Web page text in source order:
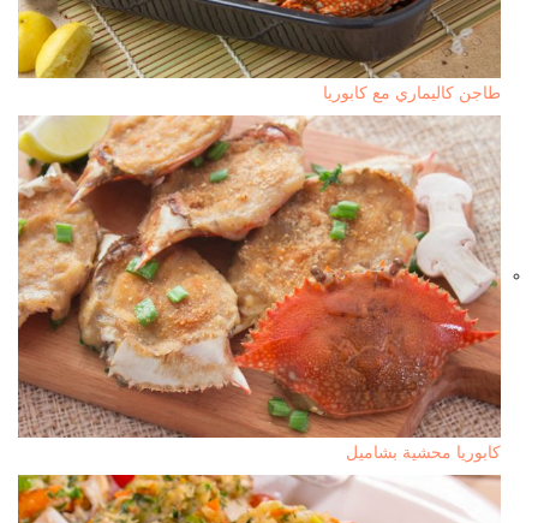
طاجن كاليماري مع كابوريا
كابوريا محشية بشاميل